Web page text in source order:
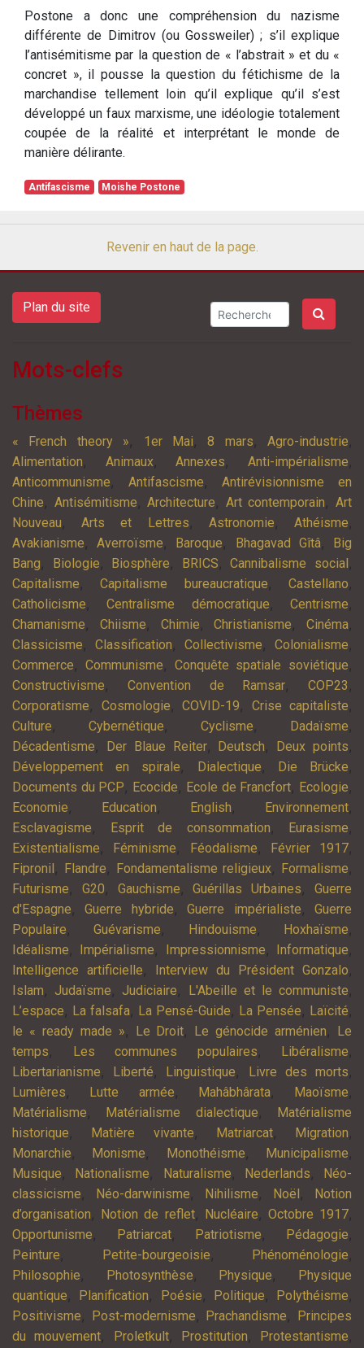
Postone a donc une compréhension du nazisme
différente de Dimitrov (ou Gossweiler) ; s’il explique
l’antisémitisme par la question de « l’abstrait » et du «
concret », il pousse la question du fétichisme de la
marchandise tellement loin qu’il explique qu’il s’est
développé un faux marxisme, une idéologie totalement
coupée de la réalité et interprétant le monde de
manière délirante.
Antifascisme Moishe Postone
Revenir en haut de la page.
Plan du site
Mots-clefs
Thèmes
« French theory », 1er Mai,8 mars, Agro-industrie,
Alimentation, Animaux,Annexes,Anti-impérialisme,
Anticommunisme, Antifascisme, Antirévisionnisme en
Chine, Antisémitisme,Architecture, Art contemporain,Art
Nouveau,Arts et Lettres, Astronomie,Athéisme,
Avakianisme,Averroïsme, Baroque, Bhagavad Gîtâ,
Big
Bang, Biologie, Biosphère, BRICS,Cannibalisme social ,
Capitalisme,Capitalisme bureaucratique,Castellano,
Catholicisme,Centralisme démocratique,Centrisme,
Chamanisme, Chiisme, Chimie,Christianisme, Cinéma,
Classicisme, Classification, Collectivisme, Colonialisme,
Commerce, Communisme, Conquête spatiale soviétique,
Constructivisme, Convention de Ramsar, COP23 ,
Corporatisme, Cosmologie, COVID-19, Crise capitaliste,
Culture, Cybernétique, Cyclisme, Dadaïsme,
Décadentisme, Der Blaue Reiter, Deutsch, Deux points,
Développement en spirale, Dialectique, Die Brücke,
Documents du PCP, Ecocide, Ecole de Francfort, Ecologie,
Economie, Education, English, Environnement,
Esclavagisme, Esprit de consommation, Eurasisme,
Existentialisme, Féminisme, Féodalisme, Février 1917,
Fipronil , Flandre, Fondamentalisme religieux, Formalisme,
Futurisme, G20, Gauchisme,Guérillas Urbaines,Guerre
d'Espagne,Guerre hybride,Guerre impérialiste,Guerre
Populaire,Guévarisme, Hindouisme, Hoxhaïsme,
Idéalisme, Impérialisme, Impressionnisme, Informatique,
Intelligence artificielle, Interview du Président Gonzalo,
Islam, Judaïsme, Judiciaire, L'Abeille et le communiste,
L’espace, La falsafa, La Pensé-Guide, La Pensée, Laïcité,
le « ready made », Le Droit, Le génocide arménien,
Le
temps, Les communes populaires, Libéralisme,
Libertarianisme, Liberté, Linguistique, Livre des morts,
Lumières, Lutte armée, Mahâbhârata, Maoïsme,
Matérialisme, Matérialisme dialectique,
Matérialisme
historique, Matière vivante, Matriarcat, Migration,
Monarchie, Monisme, Monothéisme, Municipalisme,
Musique, Nationalisme, Naturalisme, Nederlands,
Néo-
classicisme, Néo-darwinisme, Nihilisme, Noël ,
Notion
d’organisation, Notion de reflet, Nucléaire, Octobre 1917,
Opportunisme, Patriarcat, Patriotisme, Pédagogie,
Peinture, Petite-bourgeoisie, Phénoménologie,
Philosophie, Photosynthèse, Physique,
Physique
quantique, Planification, Poésie, Politique, Polythéisme,
Positivisme, Post-modernisme, Prachandisme,
Principes
du mouvement, Proletkult, Prostitution, Protestantisme,